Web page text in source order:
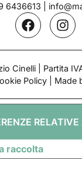
– Doccia
6436613
Cinelli | Partita
Policy| Made
raccolta